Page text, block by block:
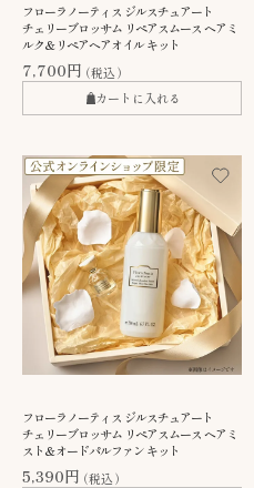
フローラノーティス ジルスチュアート
チェリーブロッサム リペアスムース ヘアミ
ルク＆リペアヘアオイル キット
7,700円（税込）
カートに入れる
フローラノーティス ジルスチュアート
チェリーブロッサム リペアスムース ヘアミ
スト＆オードパルファン キット
5,390円（税込）